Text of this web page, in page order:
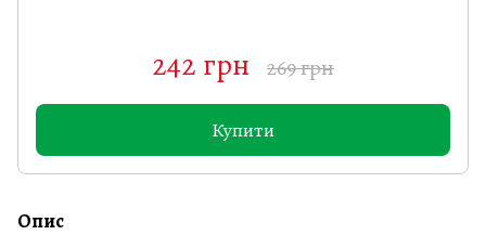
242 грн 269 грн
Купити
Опис